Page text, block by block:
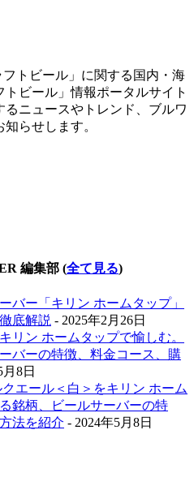
トビール」に関する国内・海
ビール」情報ポータルサイト
ニュースやトレンド、ブルワ
らせします。
編集部 (全て見る)
バー「キリン ホームタップ」
底解説 - 2025年2月26日
リン ホームタップで愉しむ。
バーの特徴、料金コース、購
8日
エール＜白＞をキリン ホーム
銘柄、ビールサーバーの特
法を紹介 - 2024年5月8日